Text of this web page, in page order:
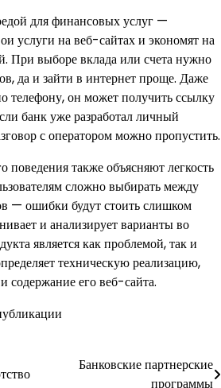
для финансовых услуг —
услуги на веб-сайтах и ​​экономят на
При выборе вклада или счета нужно
да и зайти в интернет проще. Даже
телефону, он может получить ссылку
банк уже разработал личный
с оператором можно пропустить.
поведения также объясняют легкость
сложно выбирать между
— ошибки будут стоить слишком
и анализирует варианты во
является как проблемой, так и
техническую реализацию,
содержание его веб-сайта.
Банковские партнерские
программы